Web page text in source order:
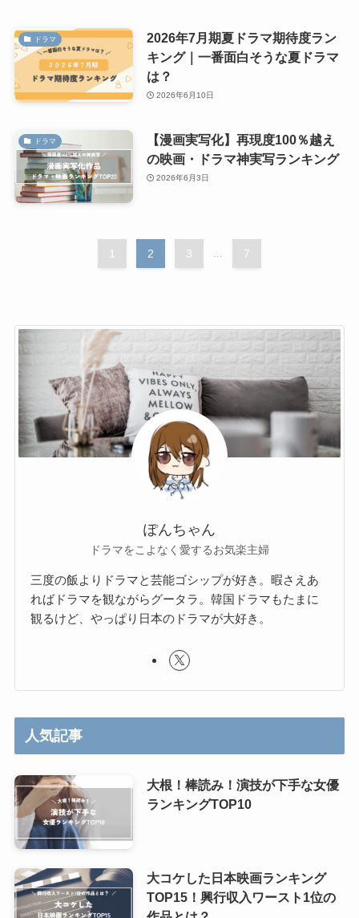
ドラマ
2026年7月期夏ドラマ期待度ラン
キング｜一番面白そうな夏ドラマ
は？
2026年6月10日
ドラマ
【漫画実写化】再現度100％越え
の映画・ドラマ神実写ランキング
2026年6月3日
1 2 3 ... 7
ぽんちゃん
ドラマをこよなく愛するお気楽主婦
三度の飯よりドラマと芸能ゴシップが好き。暇さえあ
ればドラマを観ながらグータラ。韓国ドラマもたまに
観るけど、やっぱり日本のドラマが大好き。
人気記事
大根！棒読み！演技が下手な女優
ランキングTOP10
大コケした日本映画ランキング
TOP15！興行収入ワースト1位の